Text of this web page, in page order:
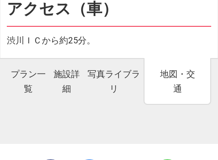
アクセス（車）
渋川ＩＣから約25分。
プラン一
覧
施設詳
細
写真ライブラ
リ
地図・交
通